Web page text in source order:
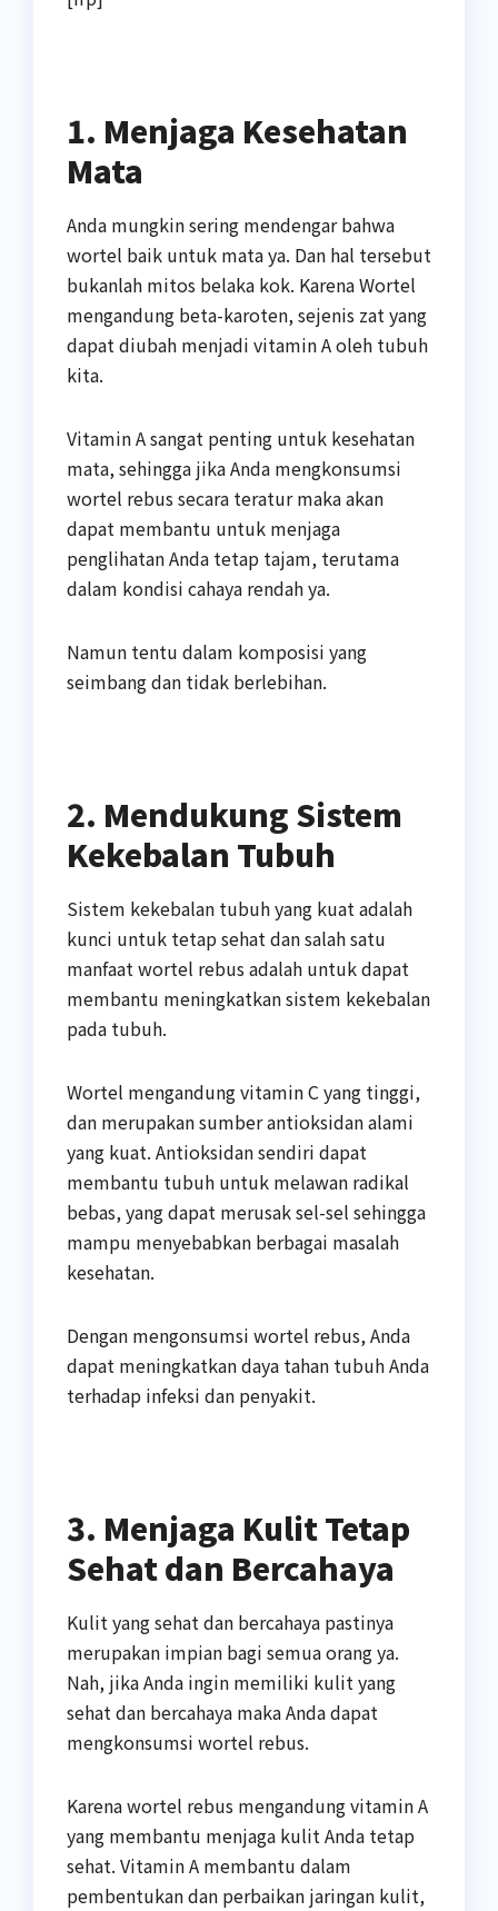
1. Menjaga Kesehatan
Mata
Anda mungkin sering mendengar bahwa
wortel baik untuk mata ya. Dan hal tersebut
bukanlah mitos belaka kok. Karena Wortel
mengandung beta-karoten, sejenis zat yang
dapat diubah menjadi vitamin A oleh tubuh
kita.
Vitamin A sangat penting untuk kesehatan
mata, sehingga jika Anda mengkonsumsi
wortel rebus secara teratur maka akan
dapat membantu untuk menjaga
penglihatan Anda tetap tajam, terutama
dalam kondisi cahaya rendah ya.
Namun tentu dalam komposisi yang
seimbang dan tidak berlebihan.
2. Mendukung Sistem
Kekebalan Tubuh
Sistem kekebalan tubuh yang kuat adalah
kunci untuk tetap sehat dan salah satu
manfaat wortel rebus adalah untuk dapat
membantu meningkatkan sistem kekebalan
pada tubuh.
Wortel mengandung vitamin C yang tinggi,
dan merupakan sumber antioksidan alami
yang kuat. Antioksidan sendiri dapat
membantu tubuh untuk melawan radikal
bebas, yang dapat merusak sel-sel sehingga
mampu menyebabkan berbagai masalah
kesehatan.
Dengan mengonsumsi wortel rebus, Anda
dapat meningkatkan daya tahan tubuh Anda
terhadap infeksi dan penyakit.
3. Menjaga Kulit Tetap
Sehat dan Bercahaya
Kulit yang sehat dan bercahaya pastinya
merupakan impian bagi semua orang ya.
Nah, jika Anda ingin memiliki kulit yang
sehat dan bercahaya maka Anda dapat
mengkonsumsi wortel rebus.
Karena wortel rebus mengandung vitamin A
yang membantu menjaga kulit Anda tetap
sehat. Vitamin A membantu dalam
pembentukan dan perbaikan jaringan kulit,